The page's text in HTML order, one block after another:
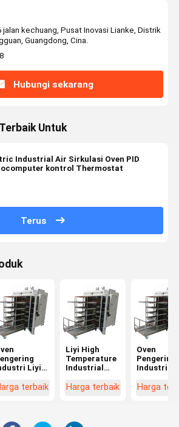
jalan kechuang, Pusat Inovasi Lianke, Distrik
Guangdong, Cina.
Hubungi sekarang
Untuk
Industrial Air Sirkulasi Oven PID
kontrol Thermostat
Terus
Liyi
300-
dengan
terbaik
Liyi High
Temperature
Industrial
Circulation
Carbon Fiber
Harga terbaik
Oven
Pengering
Industri
Sirkulasi
Harga